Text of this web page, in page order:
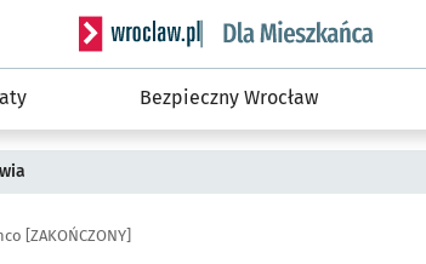
Serwis informacyjny wroclaw.pl
Bezpieczny Wrocław
[ZAKOŃCZONY]